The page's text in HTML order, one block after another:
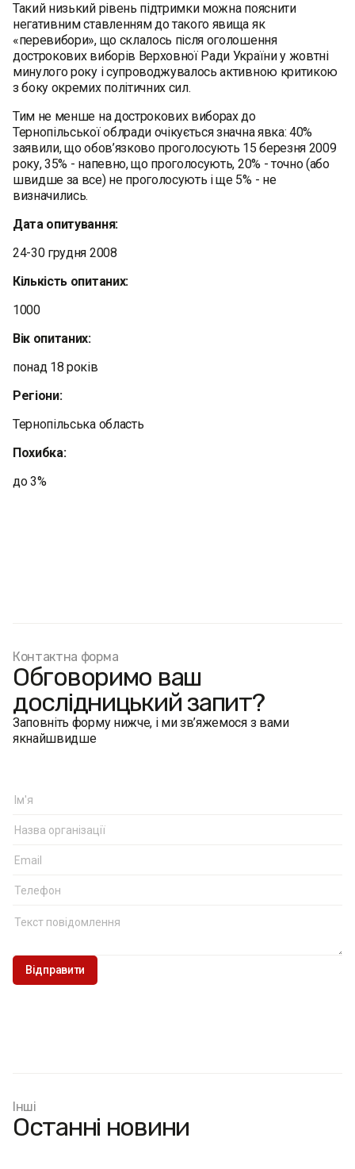
Такий низький рівень підтримки можна пояснити
негативним ставленням до такого явища як
«перевибори», що склалось після оголошення
дострокових виборів Верховної Ради України у жовтні
минулого року і супроводжувалось активною критикою
з боку окремих політичних сил.
Тим не менше на дострокових виборах до
Тернопільської облради очікується значна явка: 40%
заявили, що обов’язково проголосують 15 березня 2009
року, 35% - напевно, що проголосують, 20% - точно (або
швидше за все) не проголосують і ще 5% - не
визначились.
Дата опитування:
24-30 грудня 2008
Кількість опитаних:
1000
Вік опитаних:
понад 18 років
Регіони:
Тернопільська область
Похибка:
до 3%
Контактна форма
Обговоримо ваш
дослідницький запит?
Заповніть форму нижче, і ми зв’яжемося з вами
якнайшвидше
Інші
Останні новини